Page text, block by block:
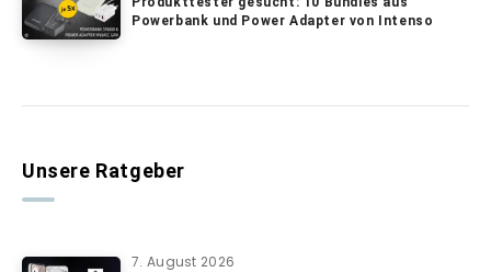
Powerbank und Power Adapter von Intenso
Unsere Ratgeber
7. August 2026